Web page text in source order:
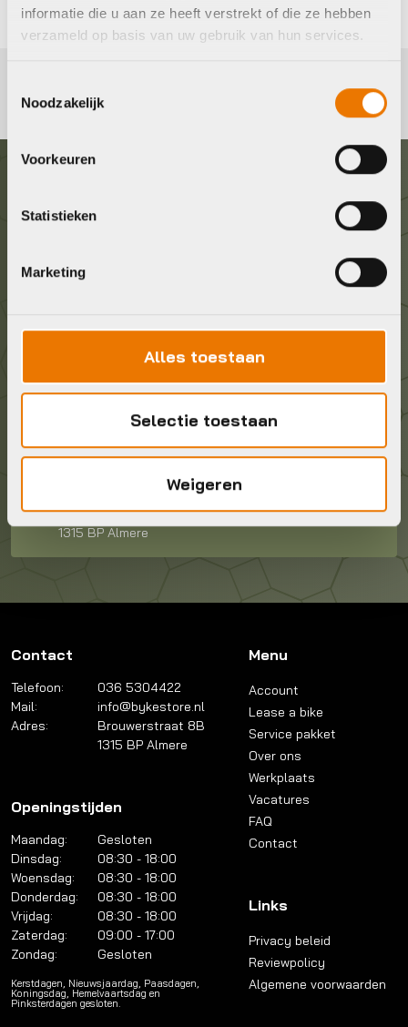
informatie die u aan ze heeft verstrekt of die ze hebben
verzameld op basis van uw gebruik van hun services.
Noodzakelijk
Voorkeuren
Statistieken
Marketing
Alles toestaan
Selectie toestaan
Weigeren
Graag in contact komen?
onderstaande gegevens.
info@bykestore.nl
Brouwerstraat 8B
1315 BP Almere
Contact
Telefoon:
036 5304422
Mail:
info@bykestore.nl
Adres:
Brouwerstraat 8B
1315 BP Almere
Openingstijden
Maandag:
Gesloten
Dinsdag:
08:30 - 18:00
Woensdag:
08:30 - 18:00
Donderdag:
08:30 - 18:00
Vrijdag:
08:30 - 18:00
Zaterdag:
09:00 - 17:00
Zondag:
Gesloten
Kerstdagen, Nieuwsjaardag, Paasdagen,
Koningsdag, Hemelvaartsdag en
Pinksterdagen gesloten.
Menu
Account
Lease a bike
Service pakket
Over ons
Werkplaats
Vacatures
FAQ
Contact
Links
Privacy beleid
Reviewpolicy
Algemene voorwaarden